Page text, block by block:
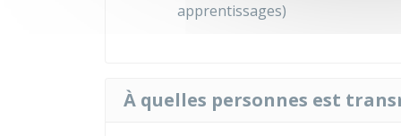
apprentissages)
À quelles personnes est